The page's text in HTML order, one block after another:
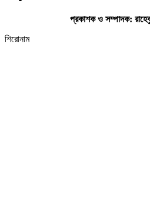
প্রকাশক ও সম্পাদক:
শিরোনাম